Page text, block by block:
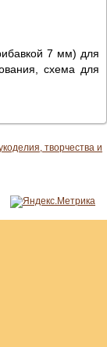
7 мм) для
схема для
творчества и